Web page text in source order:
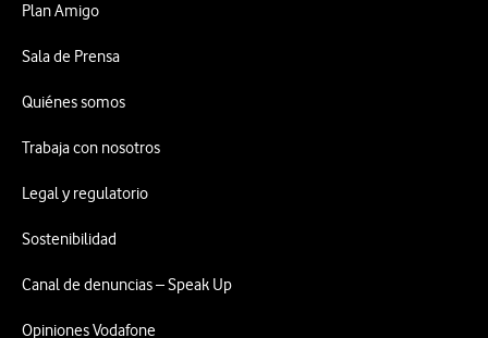
Plan Amigo
Sala de Prensa
Quiénes somos
Trabaja con nosotros
Legal y regulatorio
Sostenibilidad
Canal de denuncias – Speak Up
Opiniones Vodafone